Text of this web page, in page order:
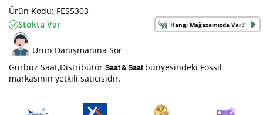
Ürün Kodu: FES5303
Stokta Var
Hangi Mağazamızda Var?
Ürün Danışmanına Sor
Gürbüz Saat,Distribütör Saat & Saatbünyesindeki Fossil
markasının yetkili satıcısıdır.